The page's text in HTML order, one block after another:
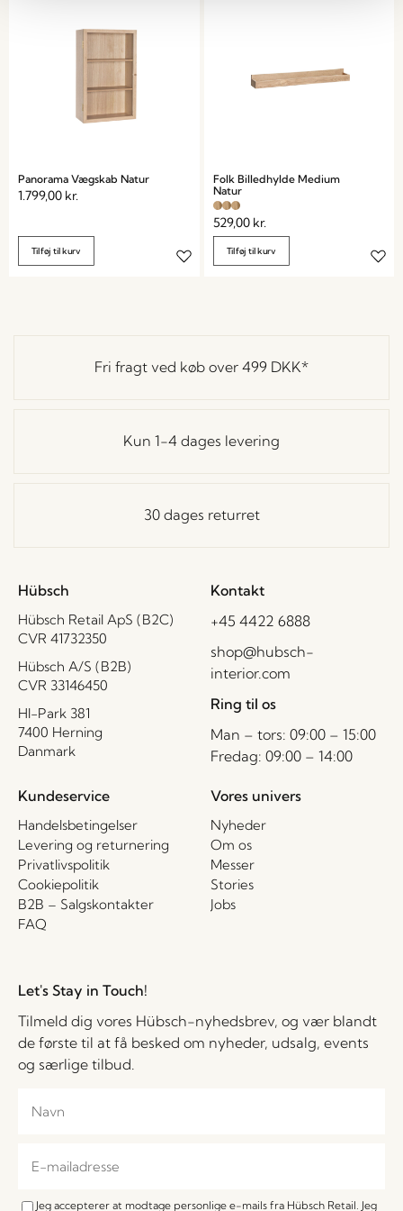
Panorama Vægskab Natur
1.799,00 kr.
Tilføj til kurv
Folk Billedhylde Medium
Natur
529,00 kr.
Tilføj til kurv
Fri fragt ved køb over 499 DKK*
Kun 1-4 dages levering
30 dages returret
Hübsch
Hübsch Retail ApS (B2C)
CVR 41732350
Hübsch A/S (B2B)
CVR 33146450
HI-Park 381
7400 Herning
Danmark
Kontakt
+45 4422 6888
shop@hubsch-
interior.com
Ring til os
Man – tors: 09:00 – 15:00
Fredag: 09:00 – 14:00
Kundeservice
Handelsbetingelser
Levering og returnering
Privatlivspolitik
Cookiepolitik
B2B – Salgskontakter
FAQ
Vores univers
Nyheder
Om os
Messer
Stories
Jobs
Let's Stay in Touch!
Tilmeld dig vores Hübsch-nyhedsbrev, og vær blandt
de første til at få besked om nyheder, udsalg, events
og særlige tilbud.
Jeg accepterer at modtage personlige e-mails fra Hübsch Retail. Jeg